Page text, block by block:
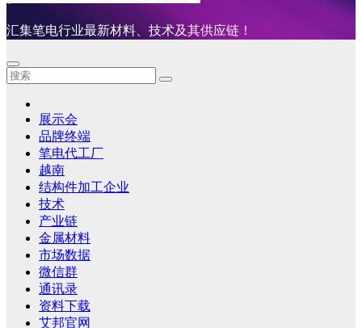
汇集笔电行业最新材料、技术及其供应链！
展示会
品牌终端
笔电代工厂
越南
结构件加工企业
技术
产业链
金属材料
市场数据
微信群
通讯录
资料下载
艾邦官网